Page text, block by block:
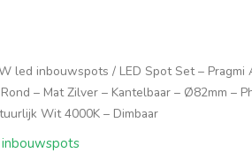
led inbouwspots / LED Spot Set – Pragmi
– Mat Zilver – Kantelbaar – Ø82mm –
Wit 4000K – Dimbaar